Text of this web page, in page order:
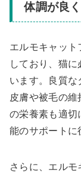
体調が良
エルモキャット
しており、猫
います。良質な
皮膚や被毛の
の栄養素も適切
能のサポートに
さらに、エル